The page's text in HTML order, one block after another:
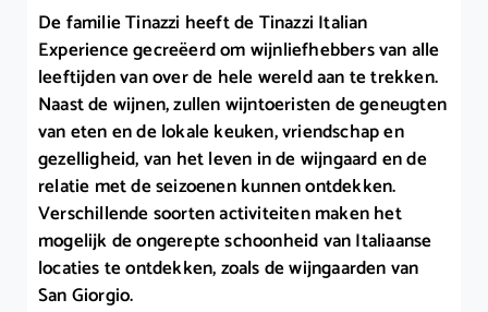
De familie Tinazzi heeft de Tinazzi Italian
Experience gecreëerd om wijnliefhebbers van alle
leeftijden van over de hele wereld aan te trekken.
Naast de wijnen, zullen wijntoeristen de geneugten
van eten en de lokale keuken, vriendschap en
gezelligheid, van het leven in de wijngaard en de
relatie met de seizoenen kunnen ontdekken.
Verschillende soorten activiteiten maken het
mogelijk de ongerepte schoonheid van Italiaanse
locaties te ontdekken, zoals de wijngaarden van
San Giorgio.